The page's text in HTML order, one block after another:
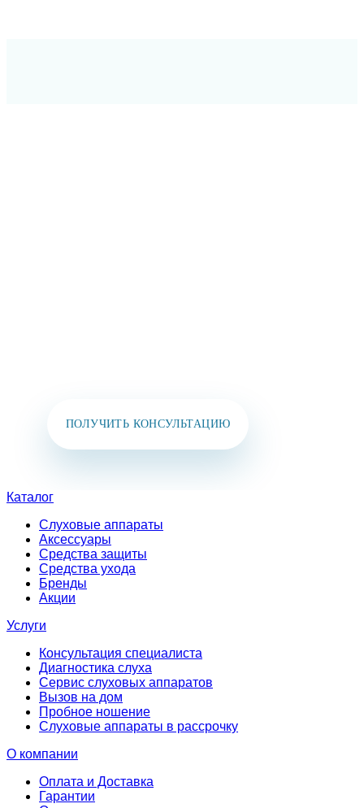
ПОЛУЧИТЬ КОНСУЛЬТАЦИЮ
Каталог
Слуховые аппараты
Аксессуары
Средства защиты
Средства ухода
Бренды
Акции
Услуги
Консультация специалиста
Диагностика слуха
Сервис слуховых аппаратов
Вызов на дом
Пробное ношение
Слуховые аппараты в рассрочку
О компании
Оплата и Доставка
Гарантии